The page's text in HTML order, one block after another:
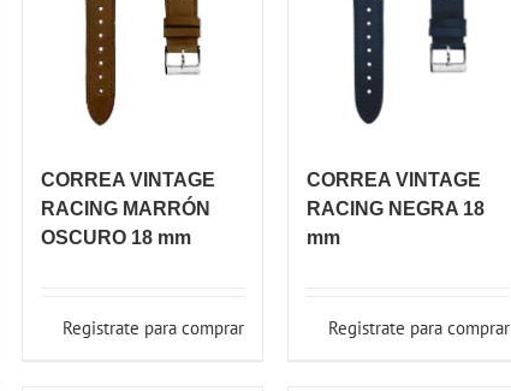
CORREA VINTAGE
RACING MARRÓN
OSCURO 18 mm
Registrate para comprar
CORREA VINTAGE
RACING NEGRA 18
mm
Registrate para comprar